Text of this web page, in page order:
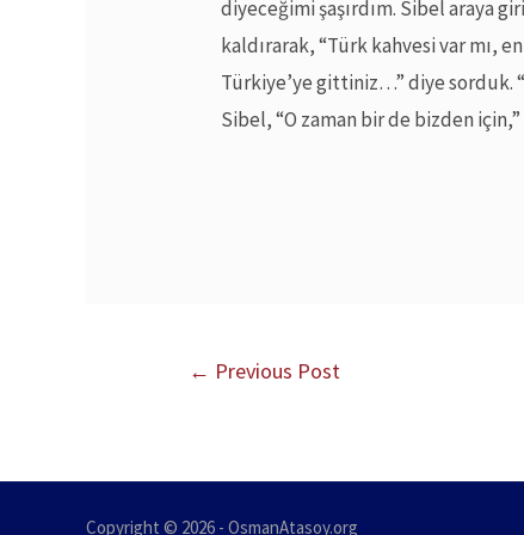
diyeceğimi şaşırdım. Sibel araya
kaldırarak, “Türk kahvesi var mı,
Türkiye’ye gittiniz…” diye sorduk.
Sibel, “O zaman bir de bizden
← Previous Post
Copyright © 2026 - OsmanAtasoy.org